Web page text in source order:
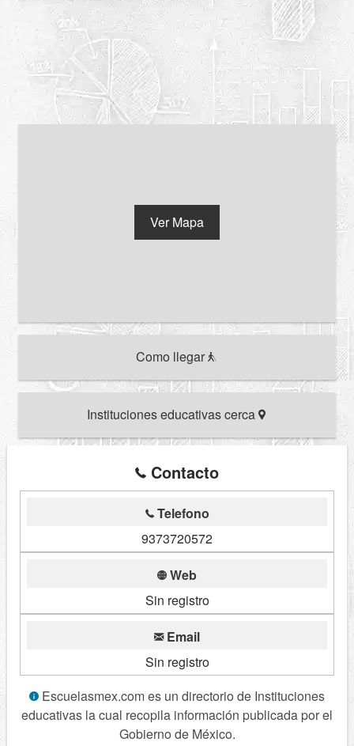
Ver Mapa
Como llegar
Instituciones educativas cerca
Contacto
Telefono
9373720572
Web
Sin registro
Email
Sin registro
Escuelasmex.com es un directorio de Instituciones
educativas la cual recopila información publicada por el
Gobierno de México.